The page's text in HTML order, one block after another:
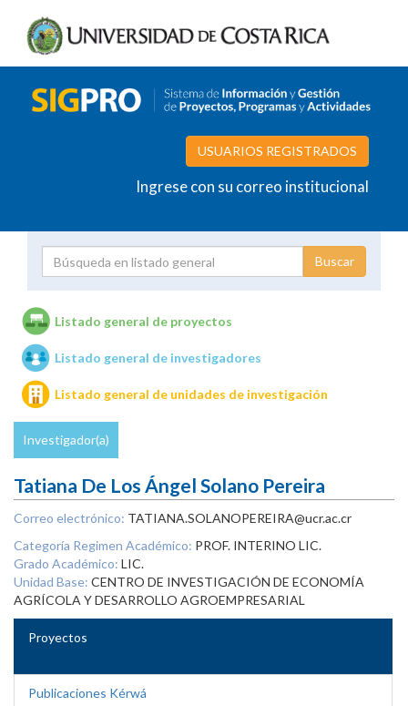
USUARIOS REGISTRADOS
Ingrese con su correo institucional
Unidades de investigación
Listado general de proyectos
Listado general de investigadores
Listado general de unidades de investigación
Investigador(a)
Tatiana De Los Ángel Solano Pereira
Correo electrónico: TATIANA.SOLANOPEREIRA@ucr.ac.cr
Categoría Regimen Académico: PROF. INTERINO LIC.
Grado Académico: LIC.
Unidad Base: CENTRO DE INVESTIGACIÓN DE ECONOMÍA
AGRÍCOLA Y DESARROLLO AGROEMPRESARIAL
Proyectos
Publicaciones Kérwá